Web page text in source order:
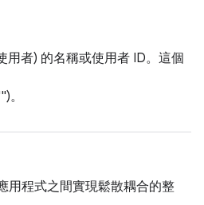
用者) 的名稱或使用者 ID。這個
。
用程式之間實現鬆散耦合的整